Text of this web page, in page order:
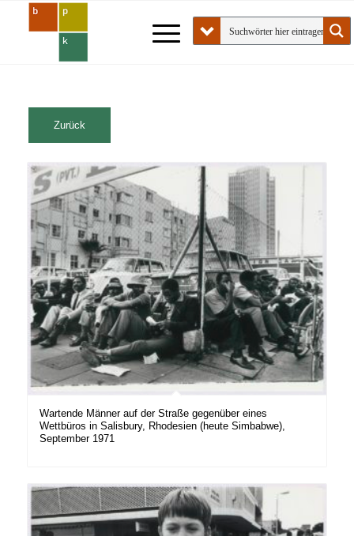
Wartende Männer auf der Straße gegenüber eines
Wettbüros in Salisbury, Rhodesien (heute Simbabwe),
September 1971